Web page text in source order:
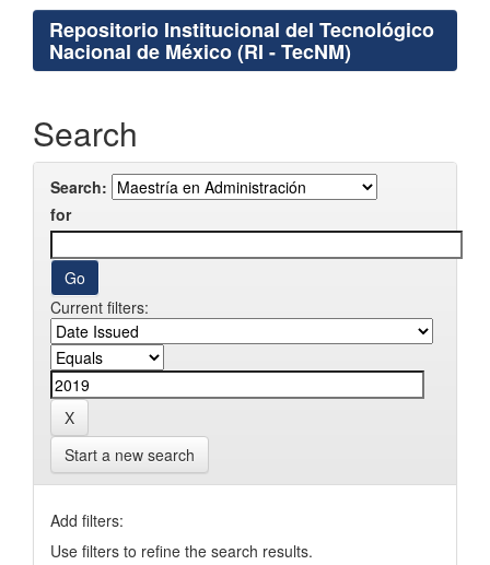
Repositorio Institucional del Tecnológico
Nacional de México (RI - TecNM)
Search
Search:
for
Current filters:
Start a new search
Add filters:
Use filters to refine the search results.